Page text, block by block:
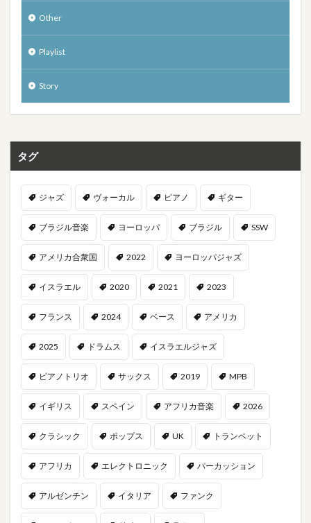
Other
Playlist
Story
タグ
ジャズ ヴォーカル ピアノ ギター
ブラジル音楽 ヨーロッパ ブラジル SSW
アメリカ合衆国 2022 ヨーロッパジャズ
イスラエル 2020 2021 2023
フランス 2024 ベース アメリカ
2025 ドラムス イスラエルジャズ
ピアノトリオ サックス 2019 MPB
イギリス スペイン アフリカ音楽 2026
クラシック ポップス UK トランペット
アフリカ エレクトロニック パーカッション
アルゼンチン イタリア ファンク